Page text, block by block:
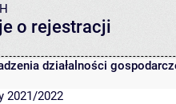
o rejestracji
działalności
2021/2022